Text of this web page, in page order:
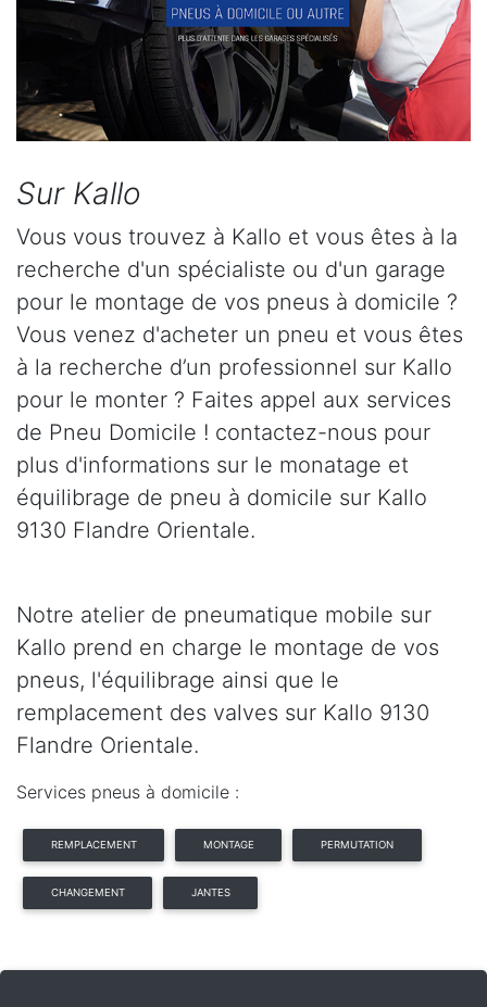
Sur Kallo
Vous vous trouvez à Kallo et vous êtes à la
recherche d'un spécialiste ou d'un garage
pour le montage de vos pneus à domicile ?
Vous venez d'acheter un pneu et vous êtes
à la recherche d’un professionnel sur Kallo
pour le monter ? Faites appel aux services
de Pneu Domicile ! contactez-nous pour
plus d'informations sur le monatage et
équilibrage de pneu à domicile sur Kallo
9130 Flandre Orientale.
Notre atelier de pneumatique mobile sur
Kallo prend en charge le montage de vos
pneus, l'équilibrage ainsi que le
remplacement des valves sur Kallo 9130
Flandre Orientale.
Services pneus à domicile :
REMPLACEMENT MONTAGE PERMUTATION
CHANGEMENT JANTES